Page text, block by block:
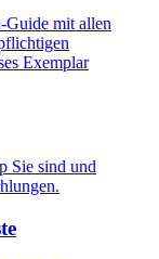
Guide mit allen
Exemplar
Sie sind und